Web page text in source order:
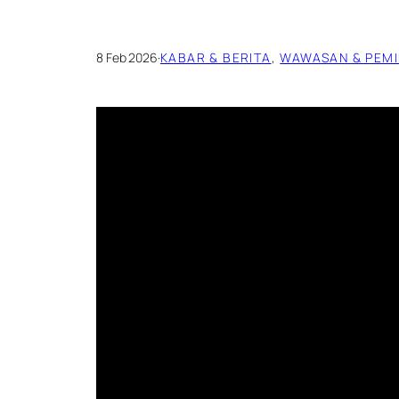
8 Feb 2026·KABAR & BERITA, WAWASAN &